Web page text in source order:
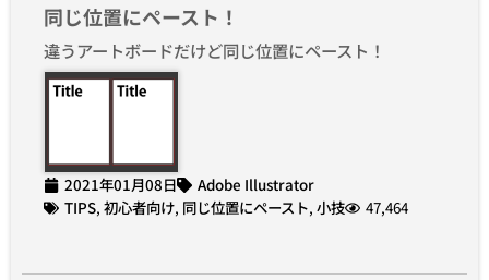
同じ位置にペースト！
違うアートボードだけど同じ位置にペースト！
2021年01月08日
Adobe Illustrator
TIPS, 初心者向け, 同じ位置にペースト, 小技 47,464